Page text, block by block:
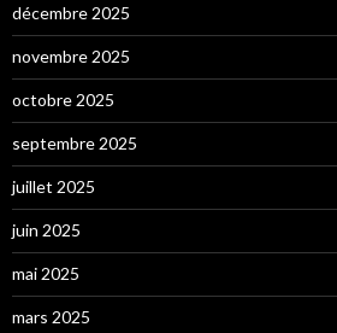
décembre 2025
novembre 2025
octobre 2025
septembre 2025
juillet 2025
juin 2025
mai 2025
mars 2025